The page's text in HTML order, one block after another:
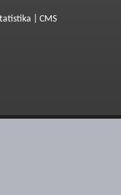
CMS